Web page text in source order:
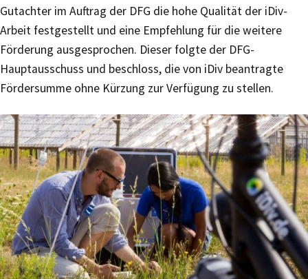
Gutachter im Auftrag der DFG die hohe Qualität der iDiv-
Arbeit festgestellt und eine Empfehlung für die weitere
Förderung ausgesprochen. Dieser folgte der DFG-
Hauptausschuss und beschloss, die von iDiv beantragte
Fördersumme ohne Kürzung zur Verfügung zu stellen.